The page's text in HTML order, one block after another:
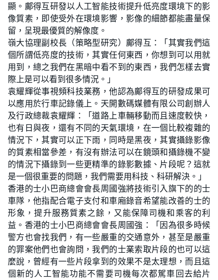
顯。鄺得互研發以人工智能技術提升低亮度環境下的影
像質素，即使受外在環境影響，影像的細節都能盡量保
留，呈現最優質的解像度。
嶺大協理副校長（策略型研究）鄺得互：「其實我們這
個所謂低亮度的技術，其實任何東西，你想到可以用就
用到，總之我們在黑暗中看不到的東西，我們怎樣去實
際上是可以看到很多情況。」
袁耀輝從事視頻科技業務，他認為鄺得互的研發成果可
以應用於行車記錄儀上。天開數碼媒體有限公司創辦人
及行政總裁袁耀輝：「道路上車輛移動而且速度較快，
也有日與夜，還有不同的天氣環境，在一個比較複雜的
情況下，其實可以正下雨，同時是黑夜，其實攝錄影像
的質素相當參差，有沒有辦法可以在鏡頭和攝錄機不變
的情況下攝錄到一些更精準的錄影數據、片段呢？這就
是一個很重要的問題，我們需要用科技、科研解決。」
香港的士小巴商總會會長周國強將技術引入旗下的的士
車隊，他指配合電子支付和車廂錄音希望能改善的士的
形象，提升服務質素之餘，又能保障司機和乘客的利
益。香港的士小巴商總會會長周國強：「因為很多時候
警方也會找我們，有一些嚴重的交通意外，甚至是嚴重
的罪案他們也會詢問，我們的士業索取片段的也可以這
麼說，曾經有一些片段拿到的效果不是太理想，而且這
個新的人工智能功能不需要司機每次都駕車回去給片